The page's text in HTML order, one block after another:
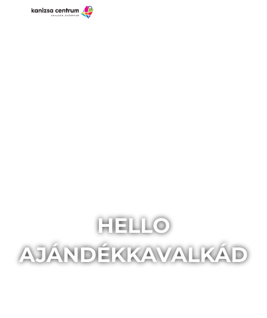
HELLO
AJÁNDÉKKAVALKÁD